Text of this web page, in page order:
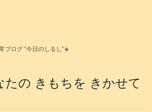
ブログ “今日のしるし”☀️
たの きもちを きかせて